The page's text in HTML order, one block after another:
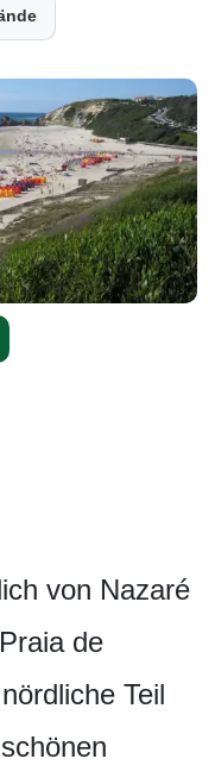
von Nazaré
de
Teil